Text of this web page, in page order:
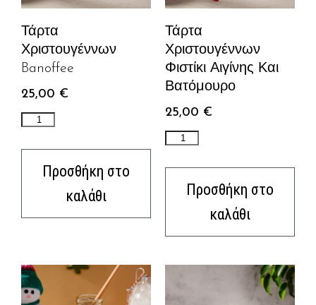
Τάρτα
Χριστουγέννων
Banoffee
25,00 €
Προσθήκη στο
καλάθι
Τάρτα
Χριστουγέννων
Φιστίκι Αιγίνης Και
Βατόμουρο
25,00 €
Προσθήκη στο
καλάθι